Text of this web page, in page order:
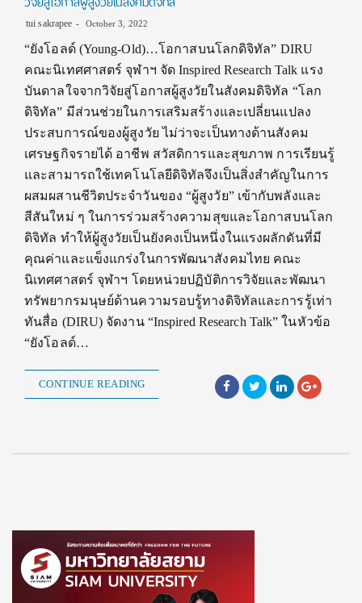
tui sakrapee October 3, 2022
“ยังโอลด์ (Young-Old)…โอกาสบนโลกดิจิทัล” DIRU
คณะนิเทศศาสตร์ จุฬาฯ จัด Inspired Research Talk แรง
บันดาลใจจากวิจัยสู่โอกาสผู้สูงวัยในสังคมดิจิทัล “โลก
ดิจิทัล” มีส่วนช่วยในการเสริมสร้างและเปลี่ยนแปลง
ประสบการณ์ของผู้สูงวัย ไม่ว่าจะเป็นทางด้านสังคม
เศรษฐกิจรายได้ อาชีพ สวัสดิการและสุขภาพ การเรียนรู้
และสามารถใช้เทคโนโลยีดิจิทัลจึงเป็นสิ่งสำคัญในการ
ผสมผสานชีวิตประจำวันของ “ผู้สูงวัย” เข้ากับพลังและ
สีสันใหม่ ๆ ในการร่วมสร้างความสุขและโอกาสบนโลก
ดิจิทัล ทำให้ผู้สูงวัยเป็นยังคงเป็นหนึ่งในแรงผลักดันที่มี
คุณค่าและแข็งแกร่งในการพัฒนาสังคมไทย คณะ
นิเทศศาสตร์ จุฬาฯ โดยหน่วยปฏิบัติการวิจัยและพัฒนา
ทรัพยากรมนุษย์ด้านความรอบรู้ทางดิจิทัลและการรู้เท่า
ทันสื่อ (DIRU) จัดงาน “Inspired Research Talk” ในหัวข้อ
“ยังโอลด์…
CONTINUE READING